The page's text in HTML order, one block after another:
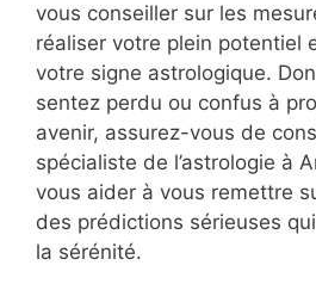
vous conseiller sur les
réaliser votre plein potentiel
votre signe astrologique.
sentez perdu ou confus à
avenir, assurez-vous de
spécialiste de l’astrologie à
vous aider à vous remettre
des prédictions sérieuses
la sérénité.